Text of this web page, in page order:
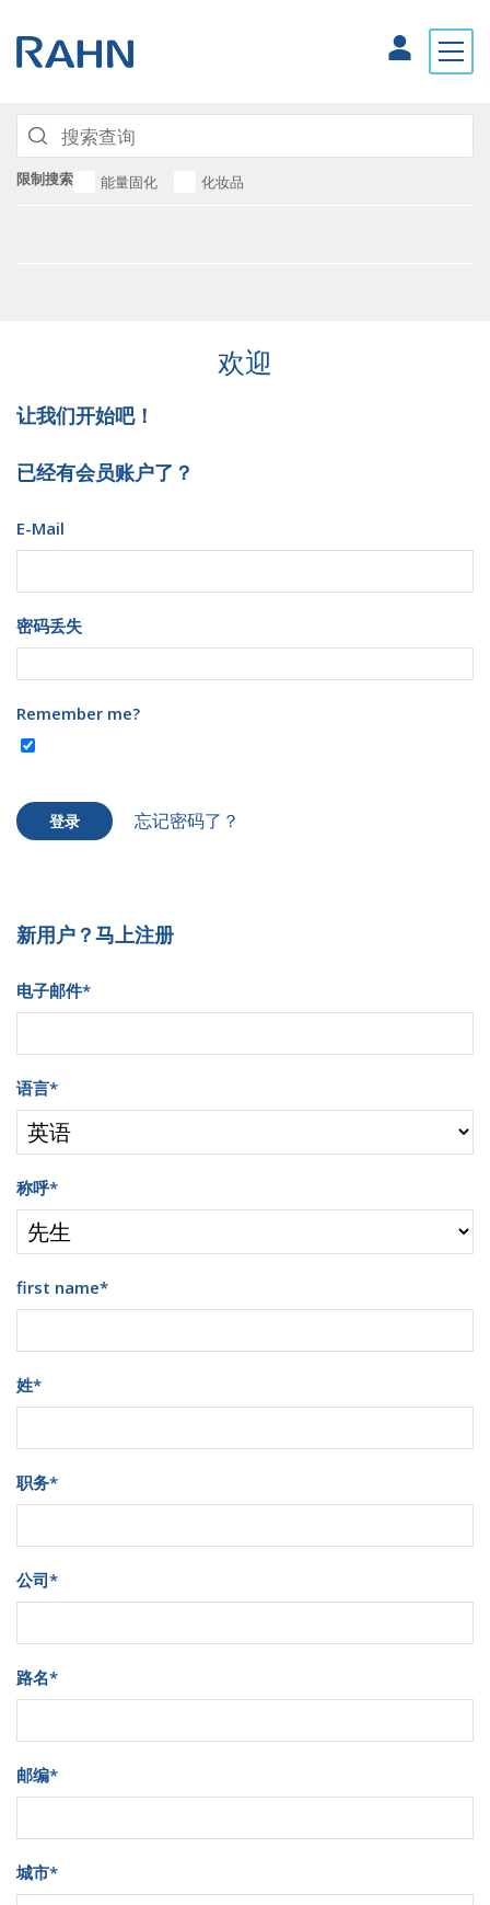
限制搜索 能量固化 化妆品
欢迎
让我们开始吧！
已经有会员账户了？
E-Mail
密码丢失
Remember me?
登录 忘记密码了？
新用户？马上注册
电子邮件*
语言*
称呼*
first name*
姓*
职务*
公司*
路名*
邮编*
城市*